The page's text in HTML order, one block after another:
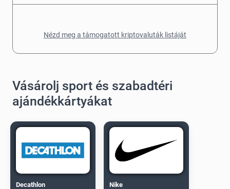
Nézd meg a támogatott kriptovaluták listáját
Vásárolj sport és szabadtéri
ajándékkártyákat
Decathlon Nike